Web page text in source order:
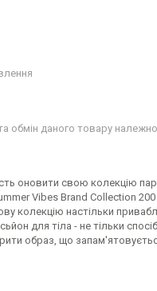
обмін даного товару
оновити свою колекцію
Vibes Brand Collection
колекцію настільки
для тіла - не тільки
образ, що